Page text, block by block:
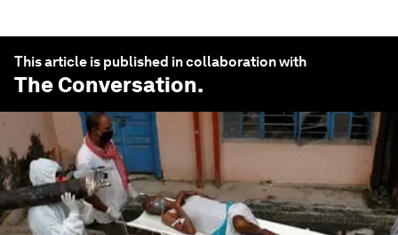
This article is published in collaboration with
The Conversation.